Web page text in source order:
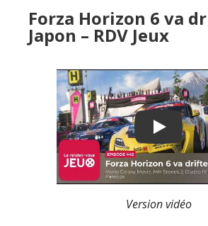
Forza Horizon 6 va
Japon – RDV Jeux
Play
Version vidéo